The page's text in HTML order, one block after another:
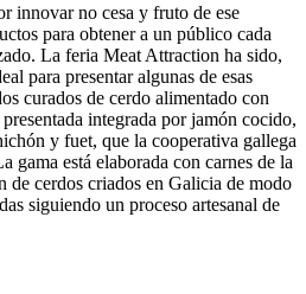
innovar no cesa y fruto de ese
para obtener a un público cada
La feria Meat Attraction ha sido,
para presentar algunas de esas
curados de cerdo alimentado con
integrada por jamón cocido,
y fuet, que la cooperativa gallega
gama está elaborada con carnes de la
de cerdos criados en Galicia de modo
siguiendo un proceso artesanal de